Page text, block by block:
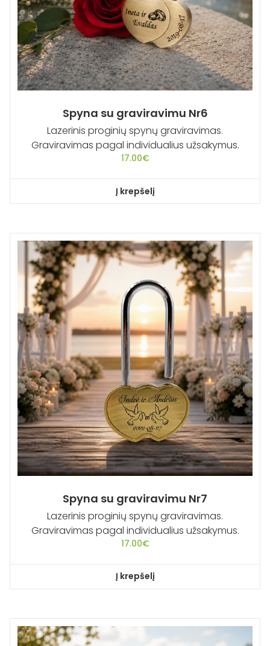
Spyna su graviravimu Nr6
Lazerinis proginių spynų graviravimas.
Graviravimas pagal individualius užsakymus.
17.00€
Į krepšelį
Spyna su graviravimu Nr7
Lazerinis proginių spynų graviravimas.
Graviravimas pagal individualius užsakymus.
17.00€
Į krepšelį